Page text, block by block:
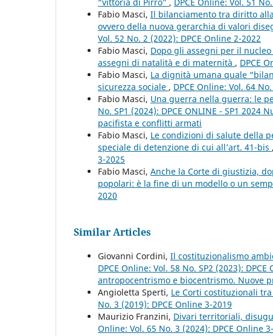
Fabio Masci, Il bilanciamento tra diritto
ovvero della nuova gerarchia di valori
Vol. 52 No. 2 (2022): DPCE Online 2-2022
Fabio Masci, Dopo gli assegni per il
assegni di natalità e di maternità , DPCE
Fabio Masci, La dignità umana quale
sicurezza sociale , DPCE Online: Vol. 64
Fabio Masci, Una guerra nella guerra: le
No. SP1 (2024): DPCE ONLINE - SP1
pacifista e conflitti armati
Fabio Masci, Le condizioni di salute della
speciale di detenzione di cui all’art. 41-bis ,
3-2025
Fabio Masci, Anche la Corte di giustizia,
popolari: è la fine di un modello o un
2020
Similar Articles
Giovanni Cordini, Il costituzionalismo
DPCE Online: Vol. 58 No. SP2 (2023):
antropocentrismo e biocentrismo. Nuove
Angioletta Sperti, Le Corti costituzionali
No. 3 (2019): DPCE Online 3-2019
Maurizio Franzini, Divari territoriali,
Online: Vol. 65 No. 3 (2024): DPCE Online